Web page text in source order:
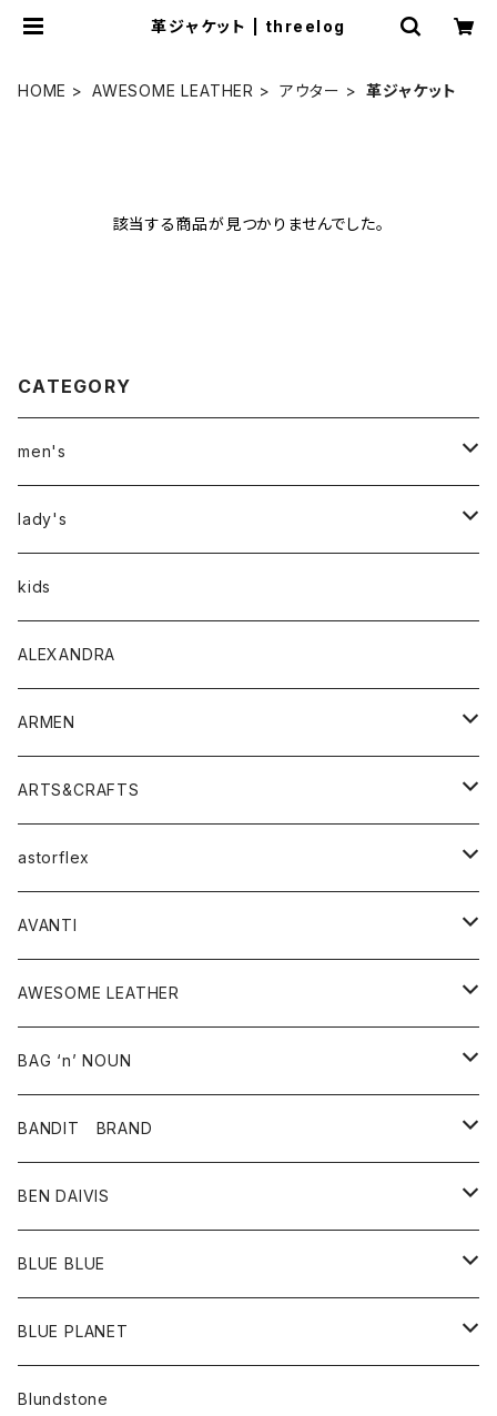
革ジャケット | threelog
HOME AWESOME LEATHER アウター 革ジャケット
該当する商品が見つかりませんでした。
CATEGORY
men's
アウター
トップス
Tシャツ
シャツ
ボトムス
lady's
アウター
トップス
Tシャツ・カットソー
シャツ・ブラウス
ボトムス
パンツ
スカート
ワンピース・オールインワン
バッグ
シューズ
アクセサリー
その他雑貨
kids
ALEXANDRA
ARMEN
アウター
コート
ジャケット
トップス
ベスト
シャツ
ワンピース
ボトム
スカート
パンツ
グッズ
靴
ARTS&CRAFTS
アクセサリー
ウォレット
バッグ
astorflex
グッズ
靴
AVANTI
シャツ
AWESOME LEATHER
アウター
革ジャケット
BAG ‘n’ NOUN
アクセサリー
バッグ
ポーチ
BANDIT BRAND
トップス
Ｔシャツ
BEN DAIVIS
ポトム
パンツ
BLUE BLUE
アウター
カーディガン
アクセサリー
BLUE PLANET
サングラス
Blundstone